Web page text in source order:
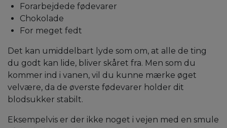
Forarbejdede fødevarer
Chokolade
For meget fedt
Det kan umiddelbart lyde som om, at alle de ting
du godt kan lide, bliver skåret fra. Men som du
kommer ind i vanen, vil du kunne mærke øget
velvære, da de øverste fødevarer holder dit
blodsukker stabilt.
Eksempelvis er der ikke noget i vejen med en smule